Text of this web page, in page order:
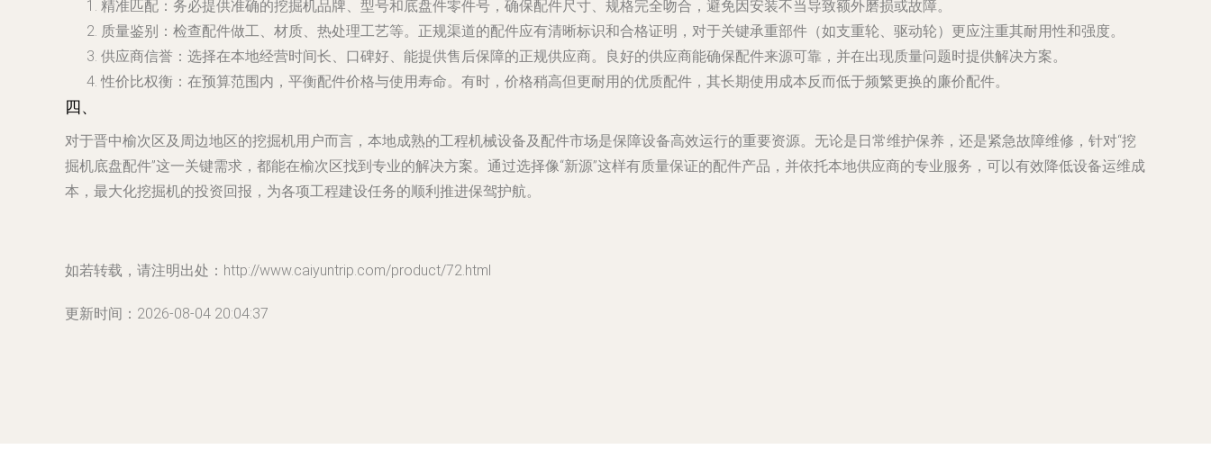
精准匹配 ：务必提供准确的挖掘机品牌、型号和底盘件零件号，确保配件尺寸、规格完全吻合，避免因安装不当导致额外磨损或故障。
质量鉴别 ：检查配件做工、材质、热处理工艺等。正规渠道的配件应有清晰标识和合格证明，对于关键承重部件（如支重轮、驱动轮）更应注重其耐用性和强度。
供应商信誉 ：选择在本地经营时间长、口碑好、能提供售后保障的正规供应商。良好的供应商能确保配件来源可靠，并在出现质量问题时提供解决方案。
性价比权衡 ：在预算范围内，平衡配件价格与使用寿命。有时，价格稍高但更耐用的优质配件，其长期使用成本反而低于频繁更换的廉价配件。
四、
对于晋中榆次区及周边地区的挖掘机用户而言，本地成熟的工程机械设备及配件市场是保障设备高效运行的重要资源。无论是日常维护保养，还是紧急故障维修，针对“挖
掘机底盘配件”这一关键需求，都能在榆次区找到专业的解决方案。通过选择像“新源”这样有质量保证的配件产品，并依托本地供应商的专业服务，可以有效降低设备运维成
本，最大化挖掘机的投资回报，为各项工程建设任务的顺利推进保驾护航。
如若转载，请注明出处：http://www.caiyuntrip.com/product/72.html
更新时间：2026-08-04 20:04:37